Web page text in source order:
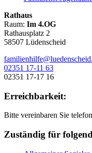
Rathaus
Raum: Im 4.OG
Rathausplatz 2
58507 Lüdenscheid
02351 17-11 63
02351 17-17 16
Erreichbarkeit:
Bitte vereinbaren Sie
Zuständig für